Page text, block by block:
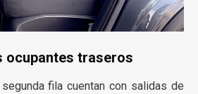
ocupantes traseros
fila cuentan con salidas de